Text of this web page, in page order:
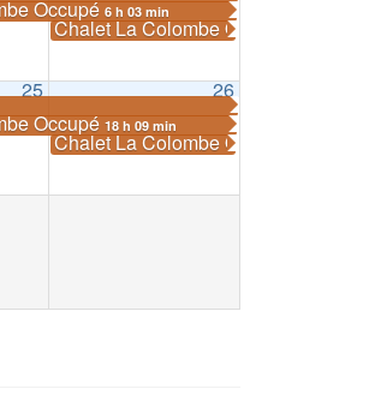
Occupé6 h 03 min
Chalet La Colombe Occupé
25
Occupé18 h 09 min
26
Chalet La Colombe Occupé